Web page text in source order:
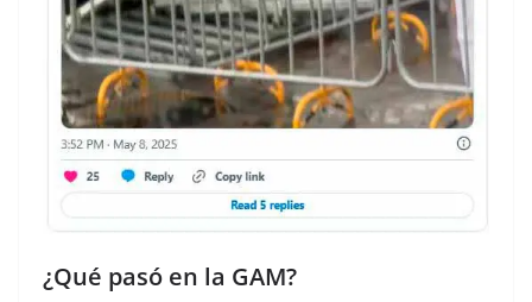
¿Qué pasó en la GAM?